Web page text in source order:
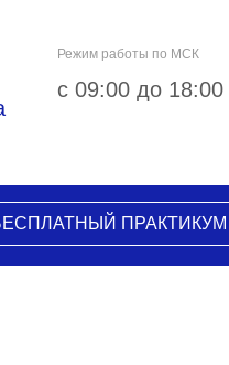
Режим работы по МСК
с 09:00 до 18:00
ПРАКТИКУМ